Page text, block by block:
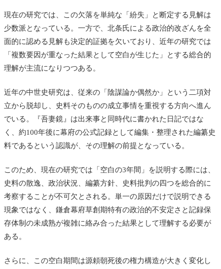
現在の研究では、この欠落を単純な「紛失」と断定する見解は
少数派となっている。一方で、北条氏による政治的改ざんを全
面的に認める見解も決定的証拠を欠いており、近年の研究では
「複数要因が重なった結果として空白が生じた」とする総合的
理解が主流になりつつある。
近年の中世史研究は、従来の「陰謀論か偶然か」という二項対
立から脱却し、史料そのものの成立事情を重視する方向へ進ん
でいる。『吾妻鏡』は出来事と同時代に書かれた日記ではな
く、約100年後に幕府の公式記録として編集・整理された編纂史
料であるという認識が、その理解の前提となっている。
このため、現在の研究では「空白の3年間」を説明する際には、
史料の散逸、政治状況、編纂方針、史料批判の四つを総合的に
考察することが不可欠とされる。単一の原因だけで説明できる
現象ではなく、鎌倉幕府草創期特有の政治的不安定さと記録保
存体制の未成熟が複雑に絡み合った結果として理解する必要が
ある。
さらに、この空白期間は源頼朝死後の権力構造が大きく変化し